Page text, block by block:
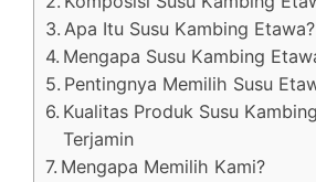
Apa Itu Susu Kambing Etawa?
Mengapa Susu Kambing
Pentingnya Memilih Susu
Kualitas Produk Susu
Terjamin
Mengapa Memilih Kami?